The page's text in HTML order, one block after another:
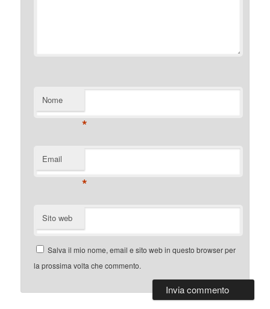
Nome
*
Email
*
Sito web
Salva il mio nome, email e sito web in questo browser per
la prossima volta che commento.